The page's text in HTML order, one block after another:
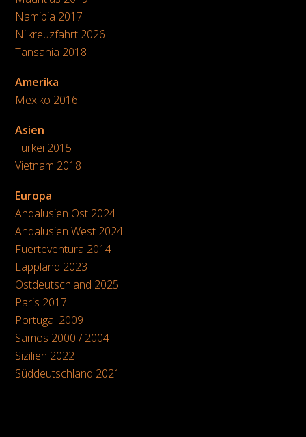
Namibia 2017
Nilkreuzfahrt 2026
Tansania 2018
Amerika
Mexiko 2016
Asien
Türkei 2015
Vietnam 2018
Europa
Andalusien Ost 2024
Andalusien West 2024
Fuerteventura 2014
Lappland 2023
Ostdeutschland 2025
Paris 2017
Portugal 2009
Samos 2000 / 2004
Sizilien 2022
Süddeutschland 2021